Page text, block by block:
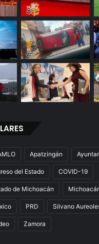
Apatzingán
del Estado COVID-19
de Michoacán
PRD Silvano
Zamora